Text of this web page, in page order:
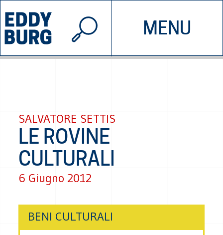
MENU
INIZIATIVE CHI SIAMO
© 2026 EDDYBURG
SALVATORE SETTIS
LE ROVINE
CULTURALI
6 Giugno 2012
BENI CULTURALI